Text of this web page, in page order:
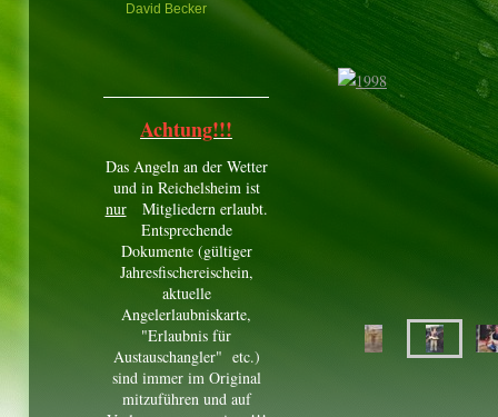
David Becker
Achtung!!!
Das Angeln an der Wetter
und in Reichelsheim ist
nurMitgliedern erlaubt.
Entsprechende
Dokumente (gültiger
Jahresfischereischein,
aktuelle
Angelerlaubniskarte,
"Erlaubnis für
Austauschangler" etc.)
sind immer im Original
mitzuführen und auf